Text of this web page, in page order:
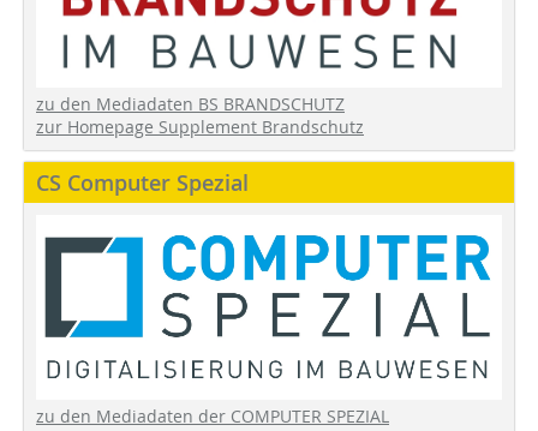
zu den Mediadaten BS BRANDSCHUTZ
zur Homepage Supplement Brandschutz
CS Computer Spezial
zu den Mediadaten der COMPUTER SPEZIAL